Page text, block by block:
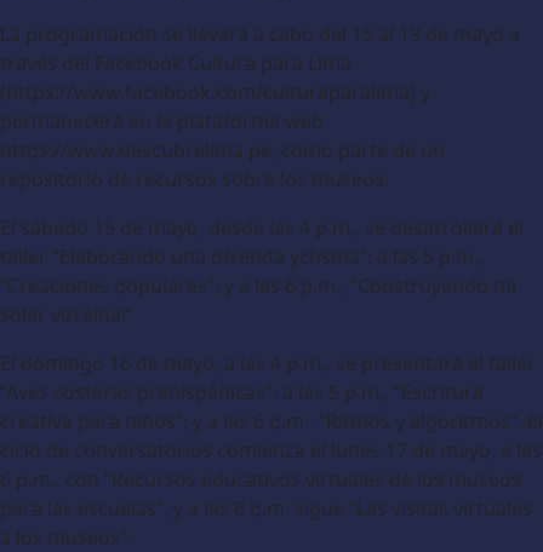
La programación se llevará a cabo del 15 al 19 de mayo a
través del Facebook Cultura para Lima
(https://www.facebook.com/culturaparalima) y
permanecerá en la plataforma web
https://www.descubrelima.pe, como parte de un
repositorio de recursos sobre los museos.
El sábado 15 de mayo, desde las 4 p.m., se desarrollará el
taller “Elaborando una ofrenda ychsma”; a las 5 p.m.,
“Creaciones populares”; y a las 6 p.m., “Construyendo mi
solar virreinal”.
El domingo 16 de mayo, a las 4 p.m., se presentará el taller
“Aves costeras prehispánicas”; a las 5 p.m., “Escritura
creativa para niños”; y a las 6 p.m., “Ritmos y algoritmos”. El
ciclo de conversatorios comienza el lunes 17 de mayo, a las
6 p.m., con “Recursos educativos virtuales de los museos
para las escuelas”, y a las 8 p.m. sigue “Las visitas virtuales
a los museos”.